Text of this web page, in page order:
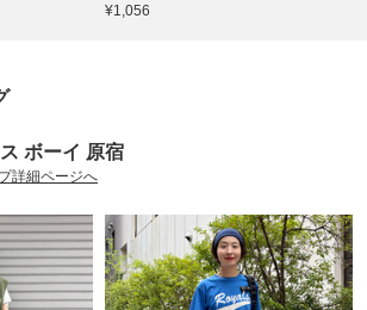
¥1,056
ボーイ 原宿
詳細ページへ